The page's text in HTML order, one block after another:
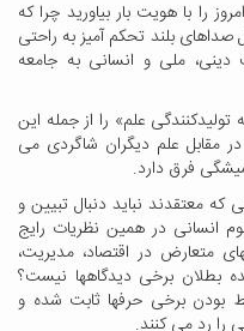
را با هویت بار بیاورید چرا که
بلند تحکم آمیز به راحتی
ملی و انسانی به جامعه
علم» را از جمله این
در مقابل علم دیگران شاگردی می
فرق دارد.
که معتقدند نباید دنبال تبیین و
انسانی در همین نظریات رایج
متعارض در اقتصاد، مدیریت،
بطلان برخی دیدگاهها نیست؟
بودن برخی حرفها ثابت شده و